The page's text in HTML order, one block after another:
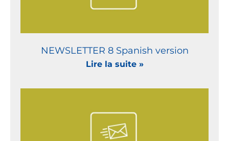
NEWSLETTER 8 Spanish version
Lire la suite »